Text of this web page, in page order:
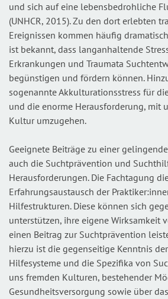
und sich auf eine lebensbedrohliche
(UNHCR, 2015). Zu den dort erlebten
Ereignissen kommen häufig
ist bekannt, dass langanhaltende
Erkrankungen und Traumata
begünstigen und fördern können.
sogenannte Akkulturationsstress für
und die enorme Herausforderung, mit
Kultur umzugehen.
Geeignete Beiträge zu einer
auch die Suchtprävention und
Herausforderungen. Die Fachtagung
Erfahrungsaustausch der
Hilfestrukturen. Diese können sich
unterstützen, ihre eigene Wirksamkeit
einen Beitrag zur Suchtprävention
hierzu ist die gegenseitige Kenntnis
Hilfesysteme und die Spezifika von
uns fremden Kulturen, bestehender
Gesundheitsversorgung sowie über